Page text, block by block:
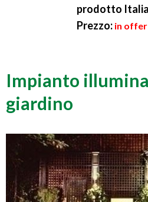
prodotto
Prezzo: in
Impianto
giardino